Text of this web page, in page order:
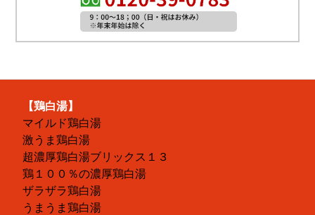
【鶏白湯】
マイルド鶏白湯
激うま鶏白湯
超濃厚鶏白湯ブリックス１３
鶏１００％の濃厚鶏白湯
ザラザラ鶏白湯
うまうま鶏白湯